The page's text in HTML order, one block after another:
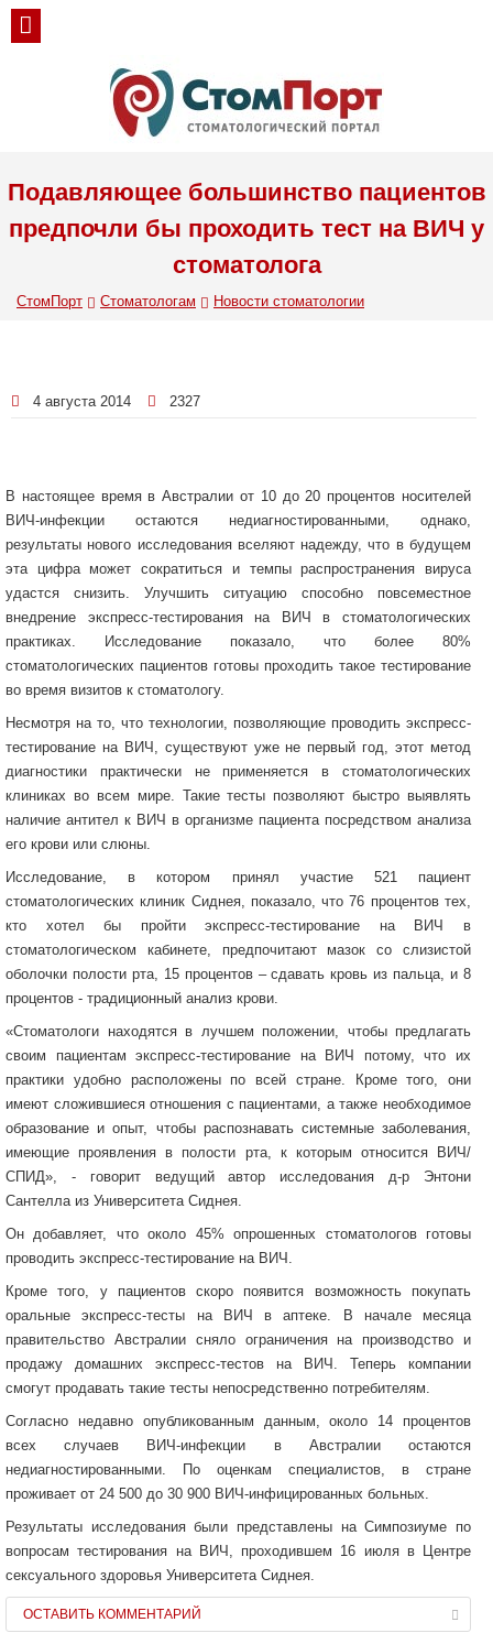
Подавляющее большинство пациентов
предпочли бы проходить тест на ВИЧ у
стоматолога
СтомПорт Стоматологам Новости стоматологии
4 августа 2014 2327
В настоящее время в Австралии от 10 до 20 процентов носителей
ВИЧ-инфекции остаются недиагностированными, однако,
результаты нового исследования вселяют надежду, что в будущем
эта цифра может сократиться и темпы распространения вируса
удастся снизить. Улучшить ситуацию способно повсеместное
внедрение экспресс-тестирования на ВИЧ в стоматологических
практиках. Исследование показало, что более 80%
стоматологических пациентов готовы проходить такое тестирование
во время визитов к стоматологу.
Несмотря на то, что технологии, позволяющие проводить экспресс-
тестирование на ВИЧ, существуют уже не первый год, этот метод
диагностики практически не применяется в стоматологических
клиниках во всем мире. Такие тесты позволяют быстро выявлять
наличие антител к ВИЧ в организме пациента посредством анализа
его крови или слюны.
Исследование, в котором принял участие 521 пациент
стоматологических клиник Сиднея, показало, что 76 процентов тех,
кто хотел бы пройти экспресс-тестирование на ВИЧ в
стоматологическом кабинете, предпочитают мазок со слизистой
оболочки полости рта, 15 процентов – сдавать кровь из пальца, и 8
процентов - традиционный анализ крови.
«Стоматологи находятся в лучшем положении, чтобы предлагать
своим пациентам экспресс-тестирование на ВИЧ потому, что их
практики удобно расположены по всей стране. Кроме того, они
имеют сложившиеся отношения с пациентами, а также необходимое
образование и опыт, чтобы распознавать системные заболевания,
имеющие проявления в полости рта, к которым относится ВИЧ/
СПИД», - говорит ведущий автор исследования д-р Энтони
Сантелла из Университета Сиднея.
Он добавляет, что около 45% опрошенных стоматологов готовы
проводить экспресс-тестирование на ВИЧ.
Кроме того, у пациентов скоро появится возможность покупать
оральные экспресс-тесты на ВИЧ в аптеке. В начале месяца
правительство Австралии сняло ограничения на производство и
продажу домашних экспресс-тестов на ВИЧ. Теперь компании
смогут продавать такие тесты непосредственно потребителям.
Согласно недавно опубликованным данным, около 14 процентов
всех случаев ВИЧ-инфекции в Австралии остаются
недиагностированными. По оценкам специалистов, в стране
проживает от 24 500 до 30 900 ВИЧ-инфицированных больных.
Результаты исследования были представлены на Симпозиуме по
вопросам тестирования на ВИЧ, проходившем 16 июля в Центре
сексуального здоровья Университета Сиднея.
ОСТАВИТЬ КОММЕНТАРИЙ